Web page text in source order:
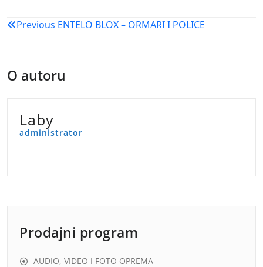
Navigacija
Previous ENTELO BLOX – ORMARI I POLICE
O autoru
Laby
administrator
Prodajni program
AUDIO, VIDEO I FOTO OPREMA